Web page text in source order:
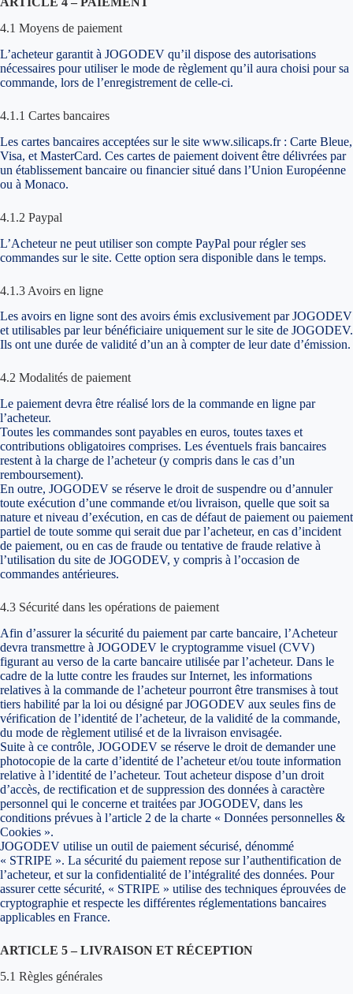
4.1 Moyens de paiement
L’acheteur garantit à JOGODEV qu’il dispose des autorisations
nécessaires pour utiliser le mode de règlement qu’il aura choisi pour sa
commande, lors de l’enregistrement de celle-ci.
4.1.1 Cartes bancaires
Les cartes bancaires acceptées sur le site www.silicaps.fr : Carte Bleue,
Visa, et MasterCard. Ces cartes de paiement doivent être délivrées par
un établissement bancaire ou financier situé dans l’Union Européenne
ou à Monaco.
4.1.2 Paypal
L’Acheteur ne peut utiliser son compte PayPal pour régler ses
commandes sur le site. Cette option sera disponible dans le temps.
4.1.3 Avoirs en ligne
Les avoirs en ligne sont des avoirs émis exclusivement par JOGODEV
et utilisables par leur bénéficiaire uniquement sur le site de JOGODEV.
Ils ont une durée de validité d’un an à compter de leur date d’émission.
4.2 Modalités de paiement
Le paiement devra être réalisé lors de la commande en ligne par
l’acheteur.
Toutes les commandes sont payables en euros, toutes taxes et
contributions obligatoires comprises. Les éventuels frais bancaires
restent à la charge de l’acheteur (y compris dans le cas d’un
remboursement).
En outre, JOGODEV se réserve le droit de suspendre ou d’annuler
toute exécution d’une commande et/ou livraison, quelle que soit sa
nature et niveau d’exécution, en cas de défaut de paiement ou paiement
partiel de toute somme qui serait due par l’acheteur, en cas d’incident
de paiement, ou en cas de fraude ou tentative de fraude relative à
l’utilisation du site de JOGODEV, y compris à l’occasion de
commandes antérieures.
4.3 Sécurité dans les opérations de paiement
Afin d’assurer la sécurité du paiement par carte bancaire, l’Acheteur
devra transmettre à JOGODEV le cryptogramme visuel (CVV)
figurant au verso de la carte bancaire utilisée par l’acheteur. Dans le
cadre de la lutte contre les fraudes sur Internet, les informations
relatives à la commande de l’acheteur pourront être transmises à tout
tiers habilité par la loi ou désigné par JOGODEV aux seules fins de
vérification de l’identité de l’acheteur, de la validité de la commande,
du mode de règlement utilisé et de la livraison envisagée.
Suite à ce contrôle, JOGODEV se réserve le droit de demander une
photocopie de la carte d’identité de l’acheteur et/ou toute information
relative à l’identité de l’acheteur. Tout acheteur dispose d’un droit
d’accès, de rectification et de suppression des données à caractère
personnel qui le concerne et traitées par JOGODEV, dans les
conditions prévues à l’article 2 de la charte « Données personnelles &
Cookies ».
JOGODEV utilise un outil de paiement sécurisé, dénommé
« STRIPE ». La sécurité du paiement repose sur l’authentification de
l’acheteur, et sur la confidentialité de l’intégralité des données. Pour
assurer cette sécurité, « STRIPE » utilise des techniques éprouvées de
cryptographie et respecte les différentes réglementations bancaires
applicables en France.
ARTICLE 5 – LIVRAISON ET RÉCEPTION
5.1 Règles générales